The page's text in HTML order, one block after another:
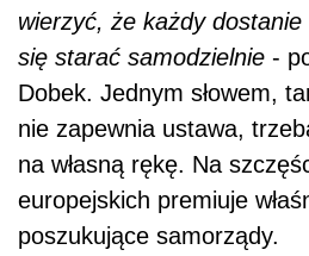
wierzyć, że każdy
się starać samodzielnie -
Dobek. Jednym słowem,
nie zapewnia ustawa,
na własną rękę. Na
europejskich premiuje
poszukujące samorządy.